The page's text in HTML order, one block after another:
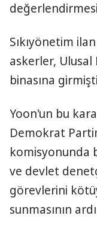
Sıkıyönetim
askerler, Ulusal
binasına
Yoon'un bu
Demokrat
komisyonunda
ve devlet
görevlerini
sunmasının